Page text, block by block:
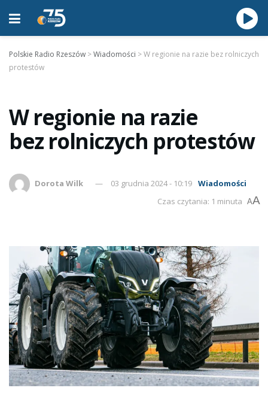
Polskie Radio Rzeszów >Wiadomości >W regionie na razie bez rolniczych
protestów
W regionie na razie
bez rolniczych protestów
Dorota Wilk 03 grudnia 2024 - 10:19 Wiadomości
Czas czytania: 1 minuta AA